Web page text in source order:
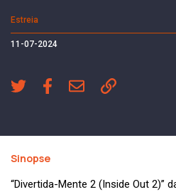
Estreia
11-07-2024
Sinopse
“Divertida-Mente 2 (Inside Out 2)”